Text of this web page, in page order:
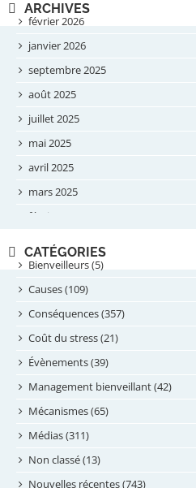
ARCHIVES
février 2026
janvier 2026
septembre 2025
août 2025
juillet 2025
mai 2025
avril 2025
mars 2025
février 2025
septembre 2024
août 2024
juillet 2024
juin 2024
mai 2024
avril 2024
février 2024
janvier 2024
novembre 2023
octobre 2023
CATÉGORIES
Bienveilleurs (5)
Causes (109)
Conséquences (357)
Coût du stress (21)
Évènements (39)
Management bienveillant (42)
Mécanismes (65)
Médias (311)
Non classé (13)
Nouvelles récentes (743)